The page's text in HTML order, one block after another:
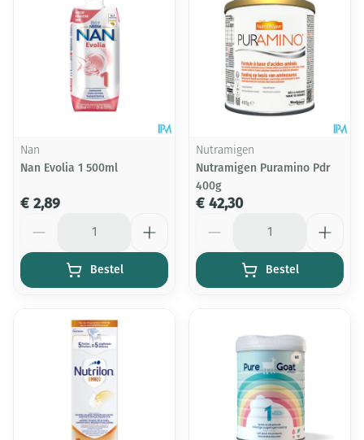
Nan
Nan Evolia 1 500ml
€ 2,89
Bestel
Nutramigen
Nutramigen Puramino Pdr
400g
€ 42,30
Bestel